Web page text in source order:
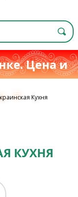
Цена и
г.≡ Кухня
КУХНЯ